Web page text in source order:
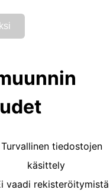
Turvallinen tiedostojen
käsittely
vaadi rekisteröitymistä